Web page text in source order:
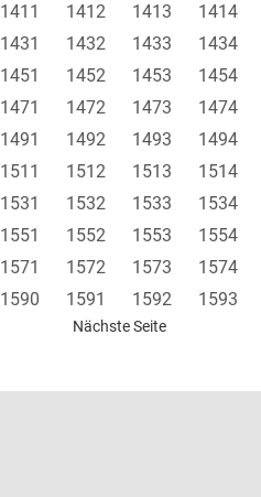
1411 1412 1413 1414
1431 1432 1433 1434
1451 1452 1453 1454
1471 1472 1473 1474
1491 1492 1493 1494
1511 1512 1513 1514
1531 1532 1533 1534
1551 1552 1553 1554
1571 1572 1573 1574
1590 1591 1592 1593
Nächste Seite